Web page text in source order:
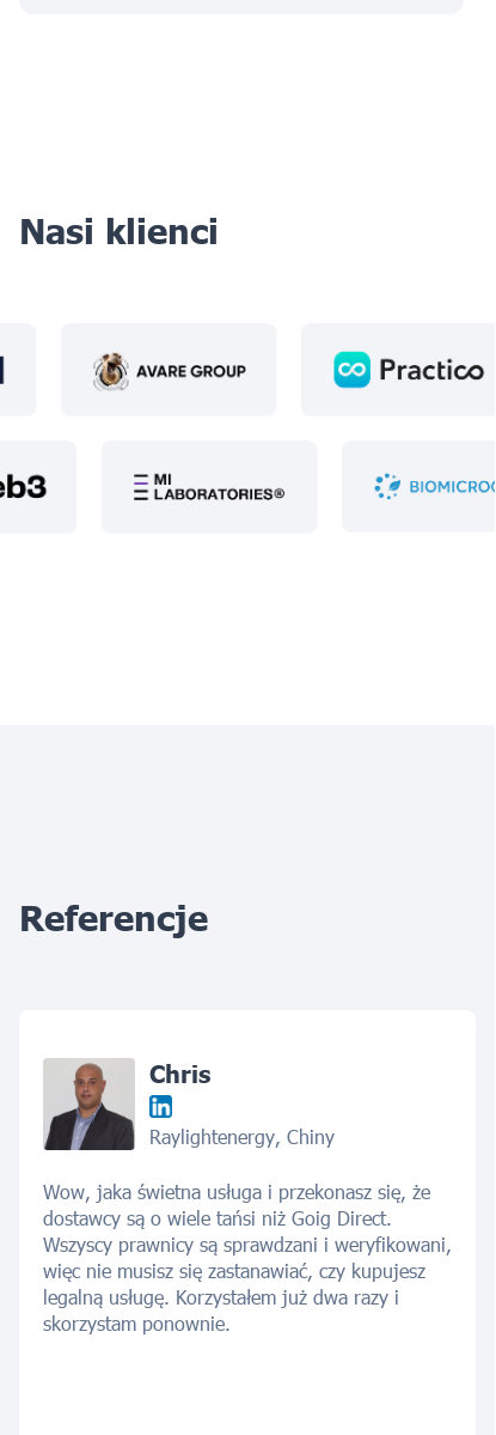
Nasi klienci
Referencje
Chris
Raylightenergy, Chiny
Wow, jaka świetna usługa i przekonasz się, że
dostawcy są o wiele tańsi niż Goig Direct.
Wszyscy prawnicy są sprawdzani i weryfikowani,
więc nie musisz się zastanawiać, czy kupujesz
legalną usługę. Korzystałem już dwa razy i
skorzystam ponownie.